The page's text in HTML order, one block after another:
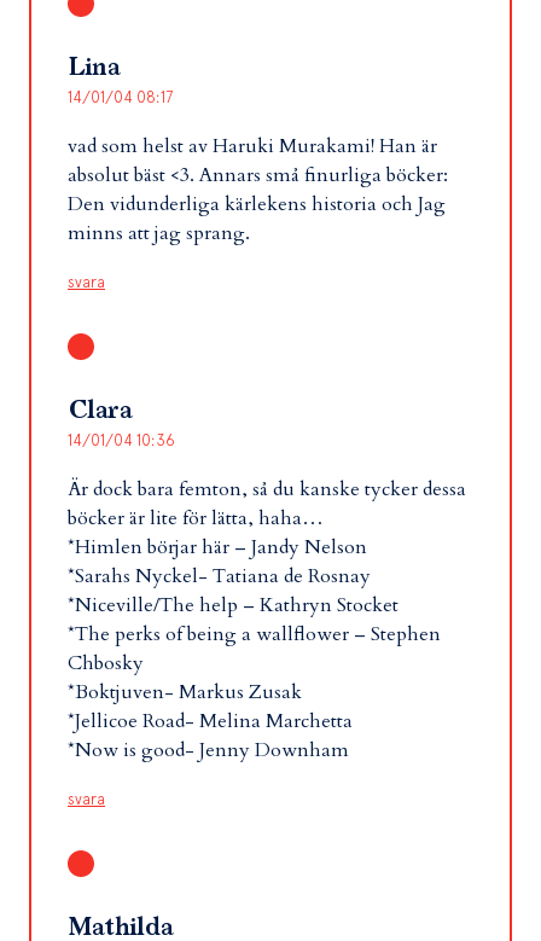
Lina
14/01/04 08:17
vad som helst av Haruki Murakami! Han är
absolut bäst <3. Annars små finurliga böcker:
Den vidunderliga kärlekens historia och Jag
minns att jag sprang.
svara
Clara
14/01/04 10:36
Är dock bara femton, så du kanske tycker dessa
böcker är lite för lätta, haha…
*Himlen börjar här – Jandy Nelson
*Sarahs Nyckel- Tatiana de Rosnay
*Niceville/The help – Kathryn Stocket
*The perks of being a wallflower – Stephen
Chbosky
*Boktjuven- Markus Zusak
*Jellicoe Road- Melina Marchetta
*Now is good- Jenny Downham
svara
Mathilda